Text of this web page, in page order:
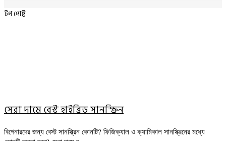
টপ পোষ্ট
সেরা দামে বেস্ট হাইব্রিড সানস্ক্রিন
বিগেনারদের জন্য বেস্ট সানস্ক্রিন কোনটি? ফিজিক্যাল ও ক্যামিকাল সানস্ক্রিনের মধ্যে